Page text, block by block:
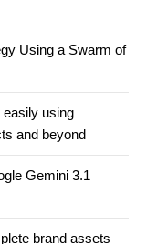
Using a Swarm of
easily using
and beyond
Gemini 3.1
brand assets